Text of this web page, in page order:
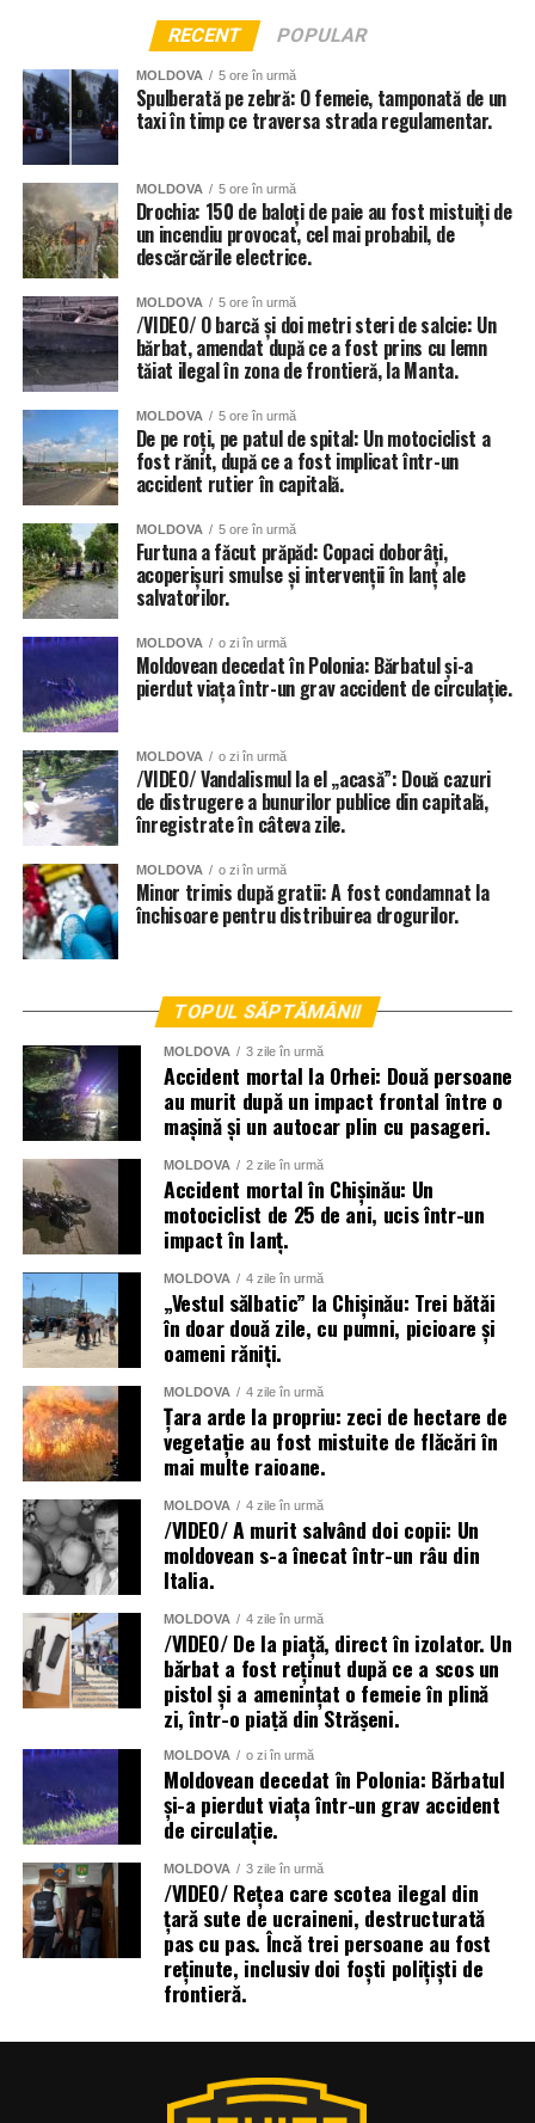
RECENT POPULAR
MOLDOVA 5 ore în urmă
Spulberată pe zebră: O femeie, tamponată de un
taxi în timp ce traversa strada regulamentar.
MOLDOVA 5 ore în urmă
Drochia: 150 de baloți de paie au fost mistuiți de
un incendiu provocat, cel mai probabil, de
descărcările electrice.
MOLDOVA 5 ore în urmă
/VIDEO/ O barcă și doi metri steri de salcie: Un
bărbat, amendat după ce a fost prins cu lemn
tăiat ilegal în zona de frontieră, la Manta.
MOLDOVA 5 ore în urmă
De pe roți, pe patul de spital: Un motociclist a
fost rănit, după ce a fost implicat într-un
accident rutier în capitală.
MOLDOVA 5 ore în urmă
Furtuna a făcut prăpăd: Copaci doborâți,
acoperișuri smulse și intervenții în lanț ale
salvatorilor.
MOLDOVA o zi în urmă
Moldovean decedat în Polonia: Bărbatul și-a
pierdut viața într-un grav accident de circulație.
MOLDOVA o zi în urmă
/VIDEO/ Vandalismul la el „acasă”: Două cazuri
de distrugere a bunurilor publice din capitală,
înregistrate în câteva zile.
MOLDOVA o zi în urmă
Minor trimis după gratii: A fost condamnat la
închisoare pentru distribuirea drogurilor.
TOPUL SĂPTĂMÂNII
MOLDOVA 3 zile în urmă
Accident mortal la Orhei: Două persoane
au murit după un impact frontal între o
mașină și un autocar plin cu pasageri.
MOLDOVA 2 zile în urmă
Accident mortal în Chișinău: Un
motociclist de 25 de ani, ucis într-un
impact în lanț.
MOLDOVA 4 zile în urmă
„Vestul sălbatic” la Chișinău: Trei bătăi
în doar două zile, cu pumni, picioare și
oameni răniți.
MOLDOVA 4 zile în urmă
Țara arde la propriu: zeci de hectare de
vegetație au fost mistuite de flăcări în
mai multe raioane.
MOLDOVA 4 zile în urmă
/VIDEO/ A murit salvând doi copii: Un
moldovean s-a înecat într-un râu din
Italia.
MOLDOVA 4 zile în urmă
/VIDEO/ De la piață, direct în izolator. Un
bărbat a fost reținut după ce a scos un
pistol și a amenințat o femeie în plină
zi, într-o piață din Strășeni.
MOLDOVA o zi în urmă
Moldovean decedat în Polonia: Bărbatul
și-a pierdut viața într-un grav accident
de circulație.
MOLDOVA 3 zile în urmă
/VIDEO/ Rețea care scotea ilegal din
țară sute de ucraineni, destructurată
pas cu pas. Încă trei persoane au fost
reținute, inclusiv doi foști polițiști de
frontieră.